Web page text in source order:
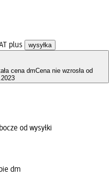
plus wysyłka
cena dmCena nie wzrosła od
od wysyłki
dm